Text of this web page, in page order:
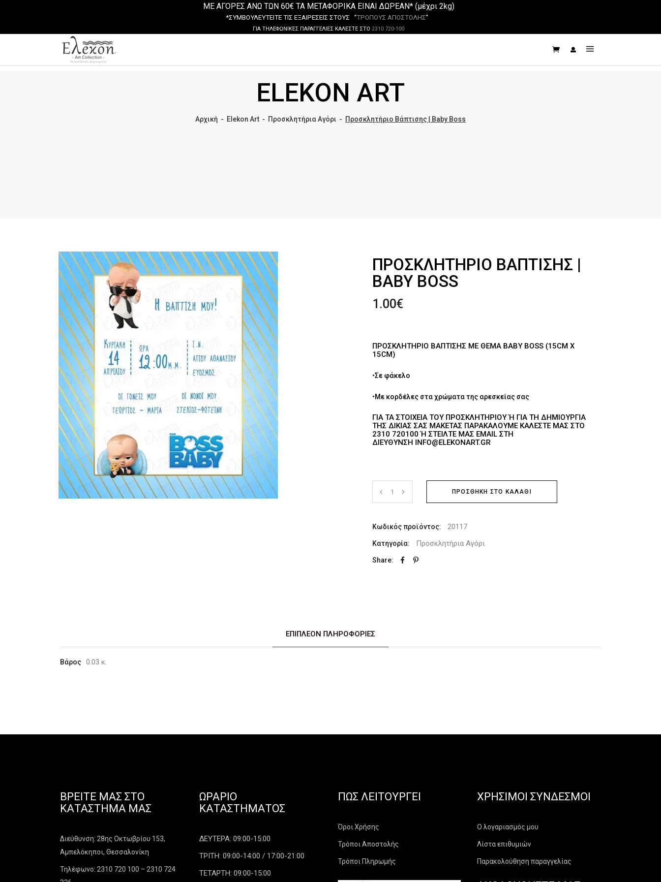
ΜΕ ΑΓΟΡΕΣ ΑΝΩ ΤΩΝ 60€ ΤΑ ΜΕΤΑΦΟΡΙΚΑ ΕΙΝΑΙ ΔΩΡΕΑΝ* (μέχρι 2kg)
*ΣΥΜΒΟΥΛΕΥΤΕΙΤΕ ΤΙΣ ΕΞΑΙΡΕΣΕΙΣ ΣΤΟΥΣ “ΤΡΟΠΟΥΣ ΑΠΟΣΤΟΛΗΣ”
ΓΙΑ ΤΗΛΕΦΩΝΙΚΕΣ ΠΑΡΑΓΓΕΛΙΕΣ ΚΑΛΕΣΤΕ ΣΤΟ 2310 720-100
ELEKON ART
Αρχική - Elekon Art - Προσκλητήρια Αγόρι - Προσκλητήριο Βάπτισης | Baby Boss
ΠΡΟΣΚΛΗΤΉΡΙΟ ΒΆΠΤΙΣΗΣ |
BABY BOSS
1.00€
ΠΡΟΣΚΛΗΤΉΡΙΟ ΒΆΠΤΙΣΗΣ ΜΕ ΘΈΜΑ BABY BOSS (15CM X
15CM)
•Σε φάκελο
•Με κορδέλες στα χρώματα της αρεσκείας σας
ΓΙΑ ΤΑ ΣΤΟΙΧΕΊΑ ΤΟΥ ΠΡΟΣΚΛΗΤΗΡΊΟΥ Ή ΓΙΑ ΤΗ ΔΗΜΙΟΥΡΓΊΑ Τ
ΗΣ ΔΙΚΙΆΣ ΣΑΣ ΜΑΚΈΤΑΣ ΠΑΡΑΚΑΛΟΎΜΕ ΚΑΛΈΣΤΕ ΜΑΣ ΣΤΟ 2
310 720100 Ή ΣΤΕΊΛΤΕ ΜΑΣ EMAIL ΣΤΗ ΔΙ
ΕΎΘΥΝΣΗ INFO@ELEKONART.GR
ΠΡΟΣΘΉΚΗ ΣΤΟ ΚΑΛΆΘΙ
Κωδικός προϊόντος: 20117
Κατηγορία: Προσκλητήρια Αγόρι
Share:
ΕΠΙΠΛΈΟΝ ΠΛΗΡΟΦΟΡΊΕΣ
Βάρος 0.03 κ.
ΒΡΕΊΤΕ ΜΑΣ ΣΤΟ
ΚΑΤΆΣΤΗΜΑ ΜΑΣ
Διεύθυνση: 28ης Οκτωβρίου 153,
Αμπελόκηποι, Θεσσαλονίκη
Τηλέφωνο: 2310 720 100 – 2310 724
ΩΡΆΡΙΟ
ΚΑΤΑΣΤΉΜΑΤΟΣ
ΔΕΥΤΕΡΑ: 09:00-15:00
ΤΡΙΤΗ: 09:00-14:00 / 17:00-21:00
ΤΕΤΑΡΤΗ: 09:00-15:00
ΠΏΣ ΛΕΙΤΟΥΡΓΕΊ
Όροι Χρήσης
Τρόποι Αποστολής
Τρόποι Πληρωμής
ΧΡΉΣΙΜΟΙ ΣΎΝΔΕΣΜΟΙ
Ο λογαριασμός μου
Λίστα επιθυμιών
Παρακολούθηση παραγγελίας